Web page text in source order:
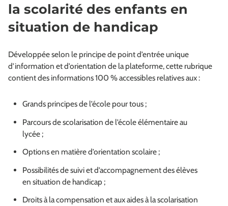
la scolarité des enfants en
situation de handicap
Développée selon le principe de point d’entrée unique
d’information et d’orientation de la plateforme, cette rubrique
contient des informations 100 % accessibles relatives aux :
Grands principes de l’école pour tous ;
Parcours de scolarisation de l’école élémentaire au
lycée ;
Options en matière d’orientation scolaire ;
Possibilités de suivi et d’accompagnement des élèves
en situation de handicap ;
Droits à la compensation et aux aides à la scolarisation